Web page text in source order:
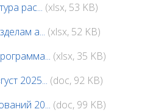
рас... (xlsx, 53 KB)
а... (xlsx, 52 KB)
(xlsx, 35 KB)
2025... (doc, 92 KB)
20... (doc, 99 KB)